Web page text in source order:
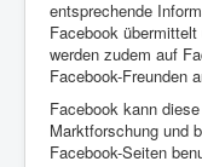
entsprechende
Facebook
werden zudem auf
Facebook-Freunden
Facebook kann
Marktforschung und
Facebook-Seiten